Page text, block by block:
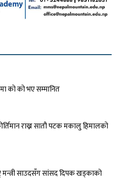
को को भए सम्मानित
राख्न सातौ पटक मकालु हिमालको
मन्त्री साउदसँग सांसद दिपक खड्काको